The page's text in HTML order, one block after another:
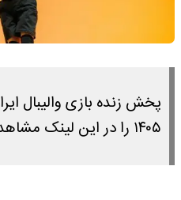
۱۴۰۵ را در این لینک مشاهده می کنید.